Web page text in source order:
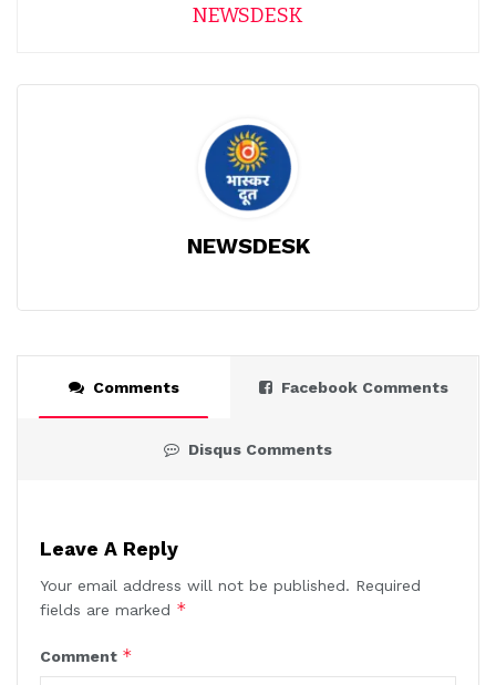
NEWSDESK
NEWSDESK
Comments Facebook Comments
Disqus Comments
Leave A Reply
Your email address will not be published. Required
fields are marked *
Comment *